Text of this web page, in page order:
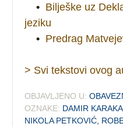
• Bilješke uz
jeziku
• Predrag
> Svi tekstovi ovog
OBJAVLJENO U:
OZNAKE: DAMIR
NIKOLA PETKOVIĆ